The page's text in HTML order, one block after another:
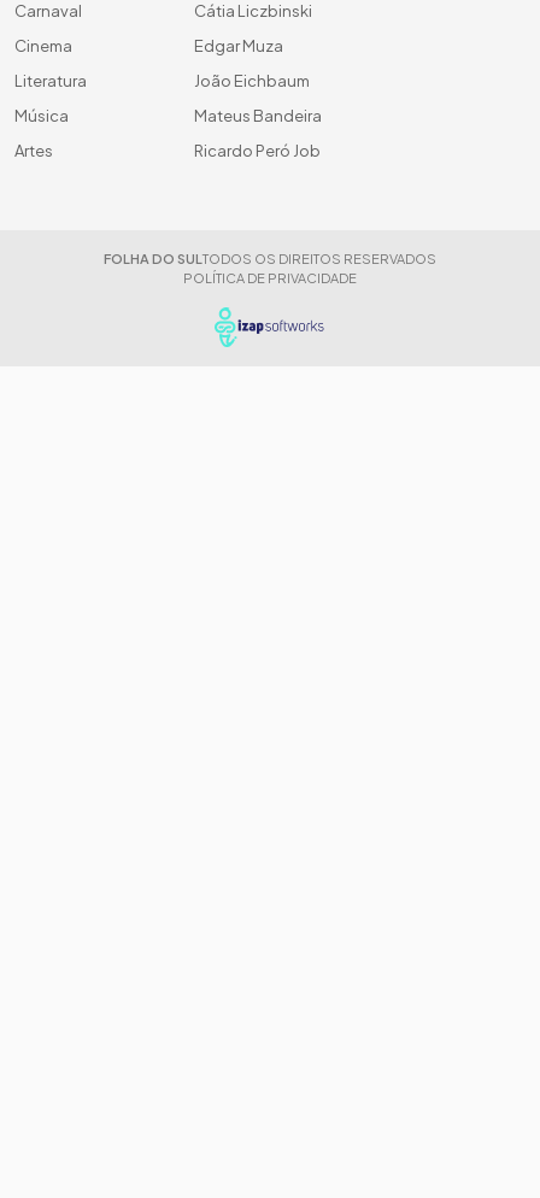
Carnaval
Cinema
Literatura
Música
Artes
Cátia Liczbinski
Edgar Muza
João Eichbaum
Mateus Bandeira
Ricardo Peró Job
FOLHA DO SUL TODOS OS DIREITOS RESERVADOS
POLÍTICA DE PRIVACIDADE